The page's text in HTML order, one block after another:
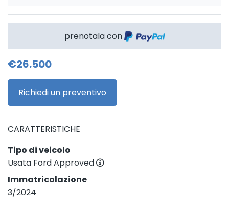
prenotala con
€26.500
Richiedi un preventivo
CARATTERISTICHE
Tipo di veicolo
Usata Ford Approved
Immatricolazione
3/2024